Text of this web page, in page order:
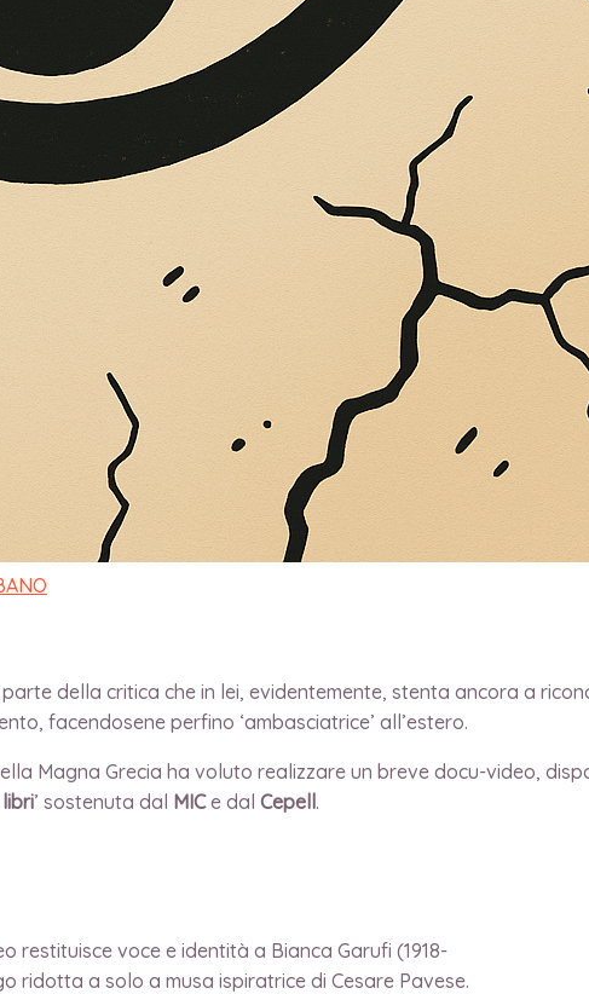
sulle pareti giaccio istantanee,...
docu-video
anni dalla morte
della critica che in lei, evidentemente, stenta ancora a
facendosene perfino ‘ambasciatrice’ all’estero.
Magna Grecia ha voluto realizzare un breve docu-video,
’ sostenuta dal MICe dal Cepell.
restituisce voce e identità a Bianca Garufi (1918-
ridotta a solo a musa ispiratrice di Cesare Pavese.